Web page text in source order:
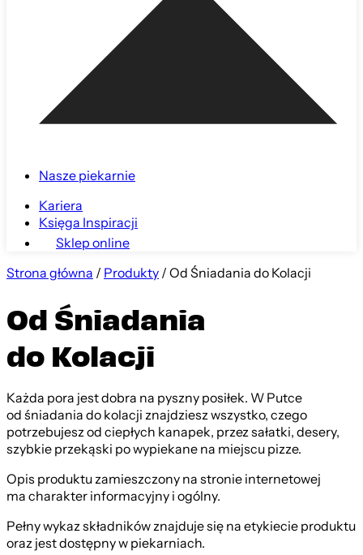
Nasze piekarnie
Kariera
Księga Inspiracji
Sklep online
Strona główna / Produkty/Od Śniadania do Kolacji
Od Śniadania
do Kolacji
Każda pora jest dobra na pyszny posiłek. W Putce
od śniadania do kolacji znajdziesz wszystko, czego
potrzebujesz od ciepłych kanapek, przez sałatki, desery,
szybkie przekąski po wypiekane na miejscu pizze.
Opis produktu zamieszczony na stronie internetowej
ma charakter informacyjny i ogólny.
Pełny wykaz składników znajduje się na etykiecie produktu
oraz jest dostępny w piekarniach.